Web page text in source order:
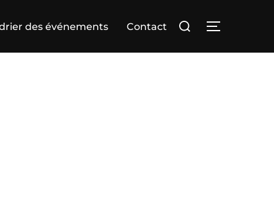
des événements Contact
Rechercher :